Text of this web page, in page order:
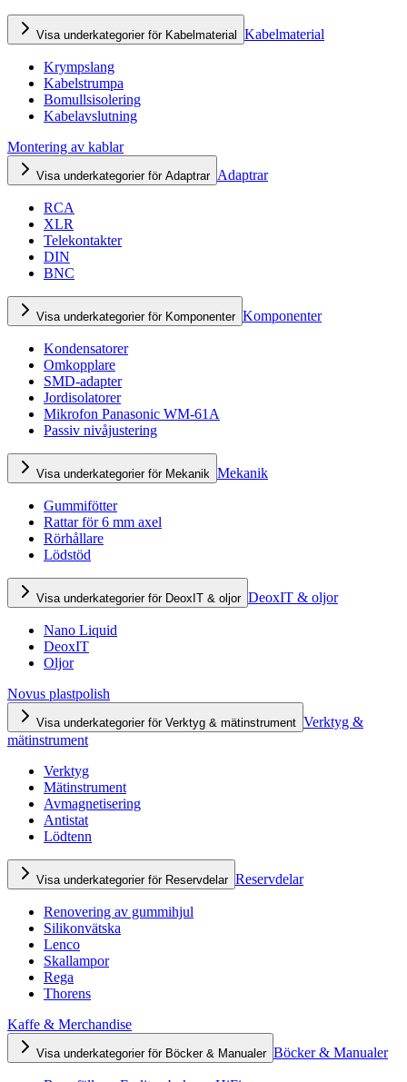
Visa underkategorier för Kabelmaterial Kabelmaterial
Krympslang
Kabelstrumpa
Bomullsisolering
Kabelavslutning
Montering av kablar
Visa underkategorier för Adaptrar Adaptrar
RCA
XLR
Telekontakter
DIN
BNC
Visa underkategorier för Komponenter Komponenter
Kondensatorer
Omkopplare
SMD-adapter
Jordisolatorer
Mikrofon Panasonic WM-61A
Passiv nivåjustering
Visa underkategorier för Mekanik Mekanik
Gummifötter
Rattar för 6 mm axel
Rörhållare
Lödstöd
Visa underkategorier för DeoxIT & oljor DeoxIT & oljor
Nano Liquid
DeoxIT
Oljor
Novus plastpolish
Visa underkategorier för Verktyg & mätinstrument Verktyg &
mätinstrument
Verktyg
Mätinstrument
Avmagnetisering
Antistat
Lödtenn
Visa underkategorier för Reservdelar Reservdelar
Renovering av gummihjul
Silikonvätska
Lenco
Skallampor
Rega
Thorens
Kaffe & Merchandise
Visa underkategorier för Böcker & Manualer Böcker & Manualer